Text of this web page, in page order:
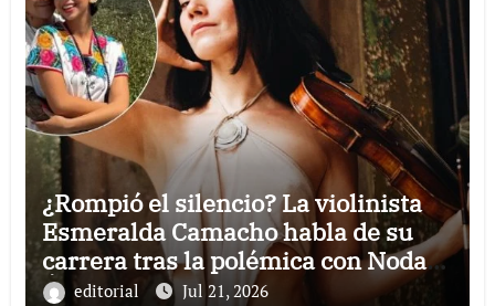
¿Rompió el silencio? La violinista
Esmeralda Camacho habla de su
carrera tras la polémica con Nodal y
Ángela Aguilar
editorial Jul 21, 2026